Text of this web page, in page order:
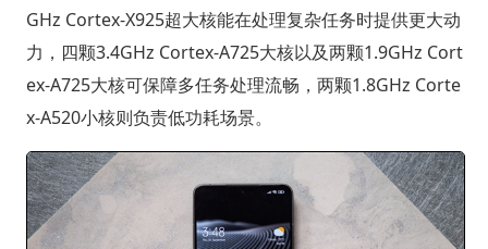
GHz Cortex-X925超大核能在处理复杂任务时提供更大动
力，四颗3.4GHz Cortex-A725大核以及两颗1.9GHz Cort
ex-A725大核可保障多任务处理流畅，两颗1.8GHz Corte
x-A520小核则负责低功耗场景。